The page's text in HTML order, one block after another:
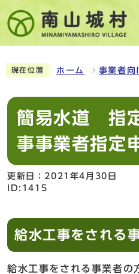
現在位置 ホーム 事業者向
簡易水道 指
事事業者指定
更新日：2021年4月30日
ID:1415
給水工事をされる
給水工事をされる事業者の